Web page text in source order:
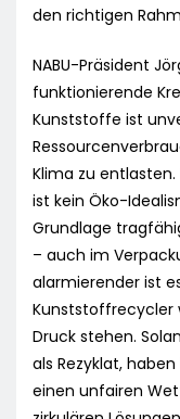
den richtigen
NABU-Präsident
funktionierende
Kunststoffe ist
Klima zu
ist kein Öko-
Grundlage
– auch im
alarmierender ist
Kunststoffrecycler
Druck stehen.
als Rezyklat,
einen unfairen